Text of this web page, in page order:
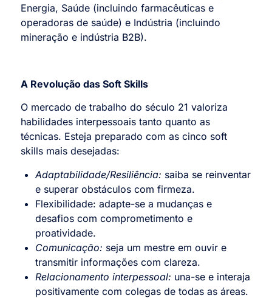
Energia, Saúde (incluindo farmacêuticas e
operadoras de saúde) e Indústria (incluindo
mineração e indústria B2B).
A Revolução das Soft Skills
O mercado de trabalho do século 21 valoriza
habilidades interpessoais tanto quanto as
técnicas. Esteja preparado com as cinco soft
skills mais desejadas:
Adaptabilidade/Resiliência: saiba se reinventar
e superar obstáculos com firmeza.
Flexibilidade: adapte-se a mudanças e
desafios com comprometimento e
proatividade.
Comunicação: seja um mestre em ouvir e
transmitir informações com clareza.
Relacionamento interpessoal: una-se e interaja
positivamente com colegas de todas as áreas.